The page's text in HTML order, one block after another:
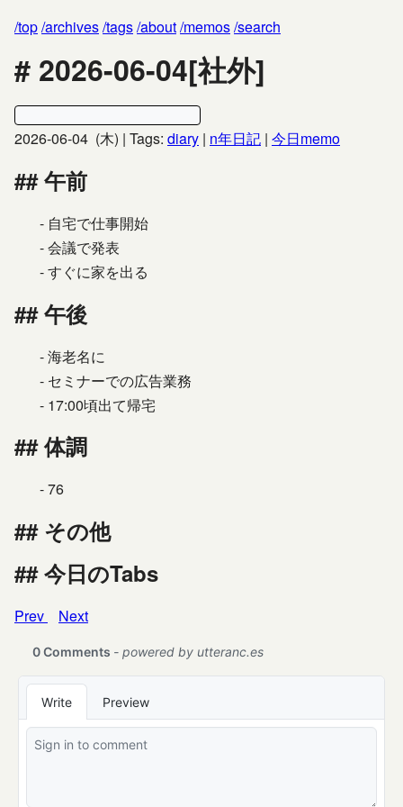
top archives tags about memos search
2026-06-04[社外]
2026-06-04 (木) | Tags: diary | n年日記 | 今日memo
午前
自宅で仕事開始
会議で発表
すぐに家を出る
午後
海老名に
セミナーでの広告業務
17:00頃出て帰宅
体調
76
その他
今日のTabs
Prev Next